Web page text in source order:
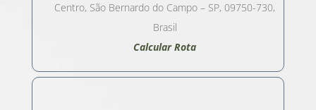
Centro, São Bernardo do Campo – SP, 09750-730,
Brasil
Calcular Rota